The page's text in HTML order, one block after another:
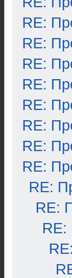
RE:
RE:
RE:
RE:
RE:
RE:
RE:
RE:
RE:
RE: